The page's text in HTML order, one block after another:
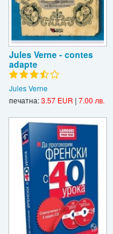
Jules Verne - contes
adapte
Jules Verne
печатна:3.57 EUR | 7.00 лв.